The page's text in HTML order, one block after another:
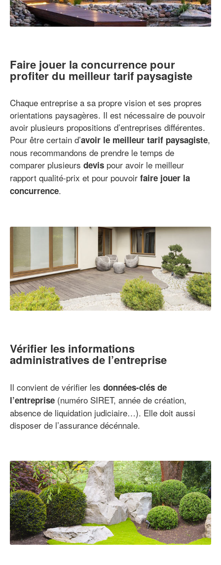
Faire jouer la concurrence pour
profiter du meilleur tarif paysagiste
Chaque entreprise a sa propre vision et ses propres
orientations paysagères. Il est nécessaire de pouvoir
avoir plusieurs propositions d’entreprises différentes.
Pour être certain d’avoir le meilleur tarif paysagiste,
nous recommandons de prendre le temps de
comparer plusieurs devis pour avoir le meilleur
rapport qualité-prix et pour pouvoir faire jouer la
concurrence.
Vérifier les informations
administratives de l’entreprise
Il convient de vérifier les données-clés de
l’entreprise (numéro SIRET, année de création,
absence de liquidation judiciaire…). Elle doit aussi
disposer de l’assurance décénnale.